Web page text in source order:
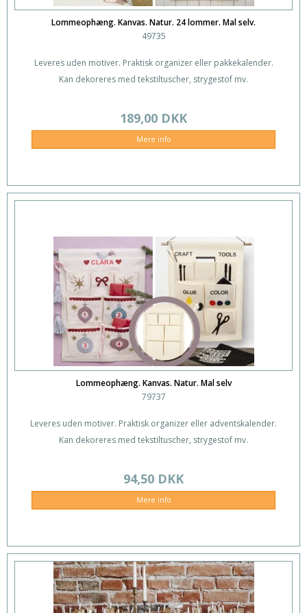
Lommeophæng. Kanvas. Natur. 24 lommer. Mal selv.
49735
Leveres uden motiver. Praktisk organizer eller pakkekalender.
Kan dekoreres med tekstiltuscher, strygestof mv.
189,00 DKK
Mere info
Lommeophæng. Kanvas. Natur. Mal selv
79737
Leveres uden motiver. Praktisk organizer eller adventskalender.
Kan dekoreres med tekstiltuscher, strygestof mv.
94,50 DKK
Mere info